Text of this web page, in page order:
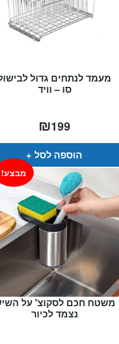
מעמד לנתחים גדול
סו – וויד
₪199
הוספה לסל
משטח חכם לסקוצ' על
נצמד לכיור
מבצע!